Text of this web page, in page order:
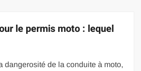
le permis moto : lequel
dangerosité de la conduite à moto,